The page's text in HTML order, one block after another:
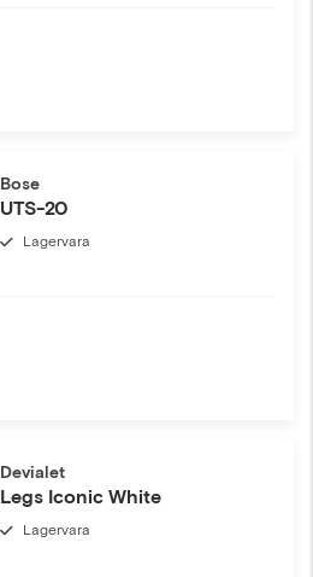
Bose
UTS-20
Lagervara
Devialet
Legs Iconic White
Lagervara